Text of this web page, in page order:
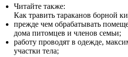
Читайте также:
Как травить тараканов борной
прежде чем обрабатывать
дома питомцев и членов семьи;
работу проводят в одежде,
участки тела;